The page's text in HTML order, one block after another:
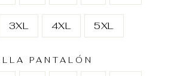
3XL 4XL 5XL
PANTALÓN